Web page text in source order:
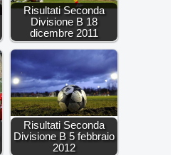
Risultati Seconda
Divisione B 18
dicembre 2011
Risultati Seconda
Divisione B 5 febbraio
2012